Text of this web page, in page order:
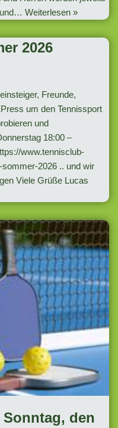
Weiterlesen »
2026
Freunde,
um den Tennissport
und
18:00 –
www.tennisclub-
2026 .. und wir
Viele Grüße Lucas
den